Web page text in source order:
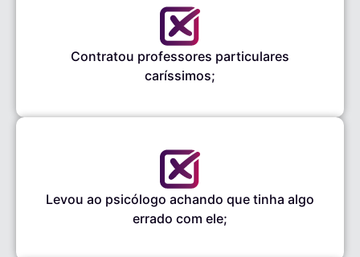
Contratou professores particulares
caríssimos;
Levou ao psicólogo achando que tinha algo
errado com ele;